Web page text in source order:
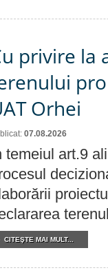
privire la
Orhei
07.08.2026
temeiul art.9
CITEŞTE MAI MULT...